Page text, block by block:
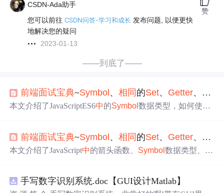
CSDN-Ada助手
您可以前往 CSDN问答-学习和成长发布问题, 以便更快
地解决您的疑问
2023-01-13
赞
——到底了——
前端面试宝典~Symbol 、相同 的Set、 Getter、 控制
本文介绍了JavaScriptES6中的Symbol数据类型，如何使用
Array.from和比较操作符实现 Set的 相同判断，以及如何根
据滑块值动态调整矩形动画速度。
前端面试宝典~Symbol、相同 的Set、 Getter、 控制
本文介绍了JavaScript中的箭头函数、 Symbol数据类型、
S
控制动画效果，如根据滑块值动态调整矩形旋转速度。
手写数字识别系统.doc【GUI设计Matlab】